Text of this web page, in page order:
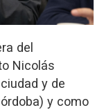
del
Nicolás
y de
y como